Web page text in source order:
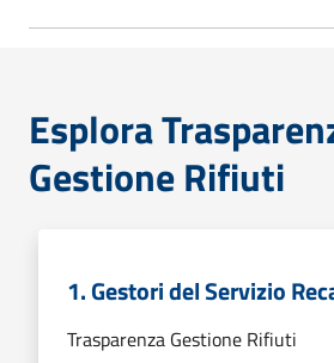
Esplora
Gestione Rifiuti
1. Gestori del Servizio
Trasparenza Gestione Rifiuti